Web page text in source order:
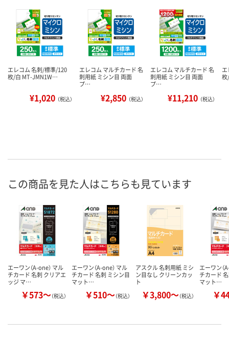
エレコム 名刺/標準/120
枚/白 MT-JMN1W…
¥1,020 （税込）
エレコム マルチカード 名
刺用紙 ミシン目 両面
プ…
¥2,850 （税込）
エレコム マルチカード 名
刺用紙 ミシン目 両面
プ…
¥11,210 （税込）
この商品を見た人はこちらも見ています
エーワン（A-one） マル
チカード 名刺 クリアエ
ッジ マ…
￥573～（税込）
エーワン（A-one） マル
チカード 名刺 ミシン目
マット…
￥510～（税込）
アスクル 名刺用紙 ミシ
ン目なし クリーンカッ
ト
￥3,800～（税込）
エーワン（
チカード
マット…
￥